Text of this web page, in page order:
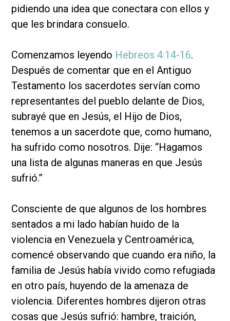
pidiendo una idea que conectara con ellos y
que les brindara consuelo.
Comenzamos leyendo Hebreos 4:14-16.
Después de comentar que en el Antiguo
Testamento los sacerdotes servían como
representantes del pueblo delante de Dios,
subrayé que en Jesús, el Hijo de Dios,
tenemos a un sacerdote que, como humano,
ha sufrido como nosotros. Dije: “Hagamos
una lista de algunas maneras en que Jesús
sufrió.”
Consciente de que algunos de los hombres
sentados a mi lado habían huido de la
violencia en Venezuela y Centroamérica,
comencé observando que cuando era niño, la
familia de Jesús había vivido como refugiada
en otro país, huyendo de la amenaza de
violencia. Diferentes hombres dijeron otras
cosas que Jesús sufrió: hambre, traición,